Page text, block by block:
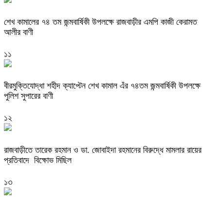
শেখ কামালের ৭৪ তম জন্মবার্ষিকী উপলক্ষে রাজবাড়ীর এমপি কাজী কেরামত
আলীর বাণী
১১
বীরমুক্তিযোদ্ধা শহীদ ক্যাপ্টেন শেখ কামাল এঁর ৭৪তম জন্মবার্ষিকী উপলক্ষে
পুলিশ সুপারের বাণী
১২
রাজবাড়ীতে তারেক রহমান ও ডা. জোবাইদা রহমানের বিরুদ্ধে মামলার রায়ের
প্রতিবাদে বিক্ষোভ মিছিল
১৩